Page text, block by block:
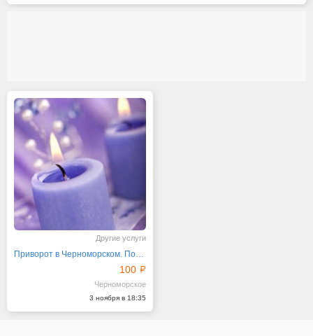
Другие услуги
Приворот в Черноморском. Помощь мага в Черноморском
100
Черноморское
3 ноября в 18:35